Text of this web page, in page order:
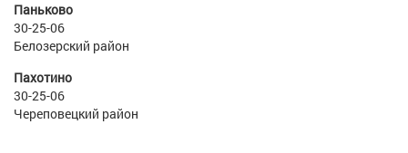
Паньково
30-25-06
Белозерский район
Пахотино
30-25-06
Череповецкий район